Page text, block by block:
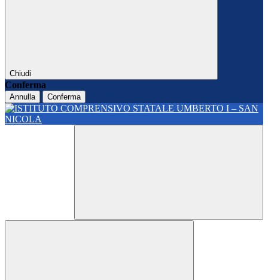
Chiudi
Conferma
Annulla Conferma